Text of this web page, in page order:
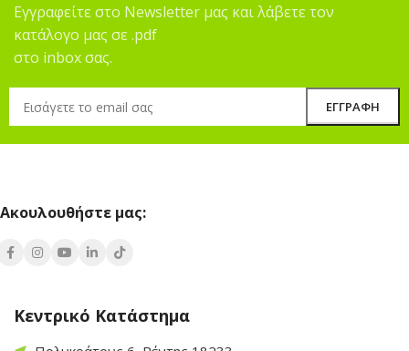
Εγγραφείτε στο Newsletter μας και λάβετε τον
κατάλογο μας σε .pdf
στο inbox σας.
Ακουλουθήστε μας:
Κεντρικό Κατάστημα